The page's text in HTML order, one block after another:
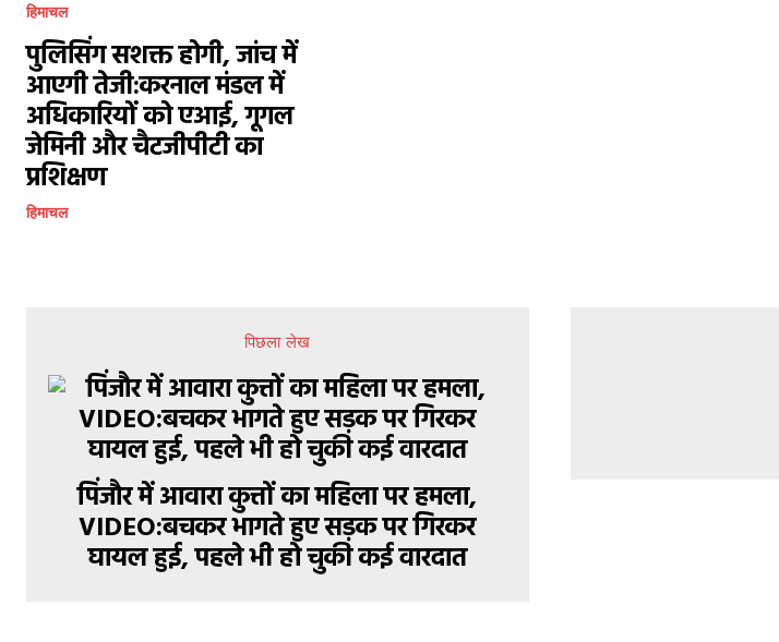
हिमाचल
पुलिसिंग सशक्त होगी, जांच में
आएगी तेजी:करनाल मंडल में
अधिकारियों को एआई, गूगल
जेमिनी और चैटजीपीटी का
प्रशिक्षण
हिमाचल
पिछला लेख
पिंजौर में आवारा कुत्तों का महिला पर हमला,
VIDEO:बचकर भागते हुए सड़क पर गिरकर
घायल हुई, पहले भी हो चुकी कई वारदात